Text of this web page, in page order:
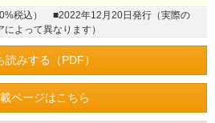
税込）
■2022年12月20日発行（実際の
よって異なります）
読みする（PDF）
ページはこちら